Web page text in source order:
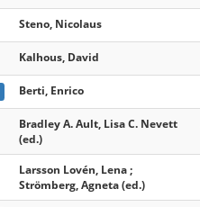
Steno, Nicolaus
Kalhous, David
Berti, Enrico
Bradley A. Ault, Lisa C. Nevett
(ed.)
Larsson Lovén, Lena ;
Strömberg, Agneta (ed.)